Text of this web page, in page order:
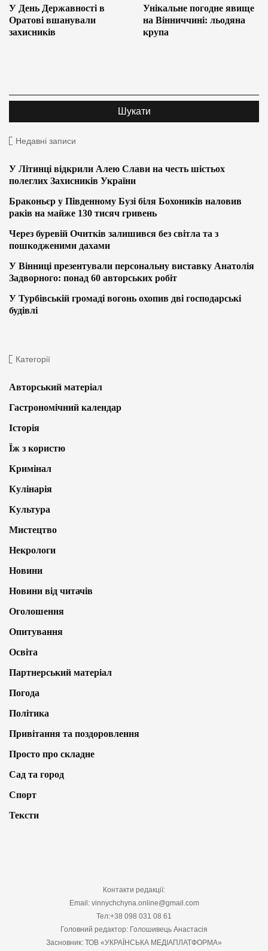
У День Державності в
Оратові вшанували
захисників
Унікальне погодне явище
на Вінниччині: льодяна
крупа
Недавні записи
У Літинці відкрили Алею Слави на честь шістьох
полеглих Захисників України
Браконьєр у Південному Бузі біля Бохоників наловив
раків на майже 130 тисяч гривень
Через буревій Очитків залишився без світла та з
пошкодженими дахами
У Вінниці презентували персональну виставку Анатолія
Задворного: понад 60 авторських робіт
У Турбівській громаді вогонь охопив дві господарські
будівлі
Категорії
Авторський матеріал
Гастрономічний календар
Історія
Їж з користю
Кримінал
Кулінарія
Культура
Мистецтво
Некрологи
Новини
Новини від читачів
Оголошення
Опитування
Освіта
Партнерський матеріал
Погода
Політика
Привітання та поздоровлення
Просто про складне
Сад та город
Спорт
Тексти
Контакти редакції:
Email: vinnychchyna.online@gmail.com
Тел:+38 098 031 08 61
Головний редактор: Голошивець Анастасія
Засновник: ТОВ «УКРАЇНСЬКА МЕДІАПЛАТФОРМА»